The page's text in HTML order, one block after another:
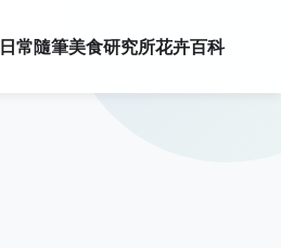
日常隨筆美食研究所花卉百科